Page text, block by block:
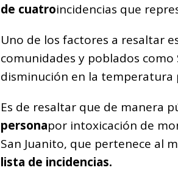
de cuatroincidencias que
Uno de los factores a resaltar
comunidades y poblados
disminución en la temperatura
Es de resaltar que de manera
personapor intoxicación de
San Juanito, que pertenece al
lista de incidencias.